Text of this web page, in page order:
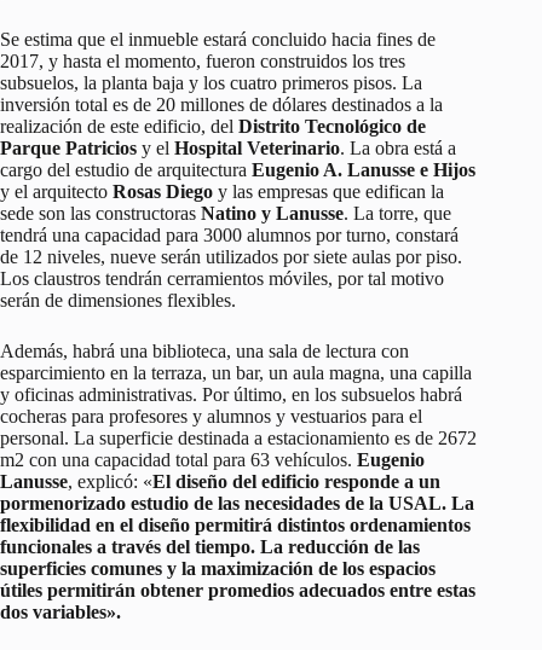
Se estima que el inmueble estará concluido hacia fines de
2017, y hasta el momento, fueron construidos los tres
subsuelos, la planta baja y los cuatro primeros pisos. La
inversión total es de 20 millones de dólares destinados a la
realización de este edificio, del Distrito Tecnológico de
Parque Patricios y el Hospital Veterinario. La obra está a
cargo del estudio de arquitectura Eugenio A. Lanusse e Hijos
y el arquitecto Rosas Diego y las empresas que edifican la
sede son las constructoras Natino y Lanusse. La torre, que
tendrá una capacidad para 3000 alumnos por turno, constará
de 12 niveles, nueve serán utilizados por siete aulas por piso.
Los claustros tendrán cerramientos móviles, por tal motivo
serán de dimensiones flexibles.
Además, habrá una biblioteca, una sala de lectura con
esparcimiento en la terraza, un bar, un aula magna, una capilla
y oficinas administrativas. Por último, en los subsuelos habrá
cocheras para profesores y alumnos y vestuarios para el
personal. La superficie destinada a estacionamiento es de 2672
m2 con una capacidad total para 63 vehículos. Eugenio
Lanusse, explicó: «El diseño del edificio responde a un
pormenorizado estudio de las necesidades de la USAL. La
flexibilidad en el diseño permitirá distintos ordenamientos
funcionales a través del tiempo. La reducción de las
superficies comunes y la maximización de los espacios
útiles permitirán obtener promedios adecuados entre estas
dos variables».